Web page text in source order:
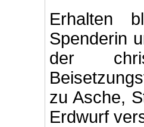
Erhalten
Spenderin
der
zu Asche,
Erdwurf